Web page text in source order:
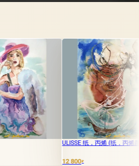
ULISSE 纸，丙烯 (纸，丙烯颜料) 在一只脚上油